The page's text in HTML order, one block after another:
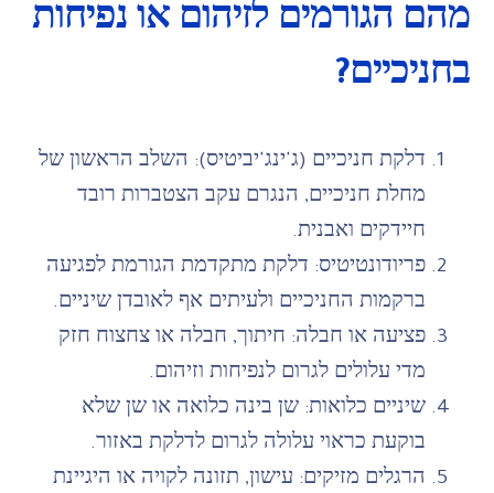
מהם הגורמים לזיהום או נפיחות
בחניכיים?
דלקת חניכיים (ג'ינג'יביטיס): השלב הראשון של
מחלת חניכיים, הנגרם עקב הצטברות רובד
חיידקים ואבנית.
פריודונטיטיס: דלקת מתקדמת הגורמת לפגיעה
ברקמות החניכיים ולעיתים אף לאובדן שיניים.
פציעה או חבלה: חיתוך, חבלה או צחצוח חזק
מדי עלולים לגרום לנפיחות וזיהום.
שיניים כלואות: שן בינה כלואה או שן שלא
בוקעת כראוי עלולה לגרום לדלקת באזור.
הרגלים מזיקים: עישון, תזונה לקויה או היגיינת